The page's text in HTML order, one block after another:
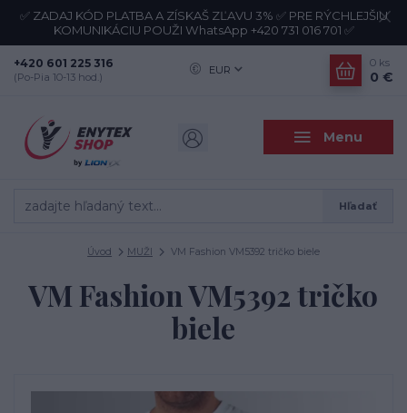
✅ ZADAJ KÓD PLATBA A ZÍSKAŠ ZĽAVU 3% ✅ PRE RÝCHLEJŠIU
KOMUNIKÁCIU POUŽI WhatsApp +420 731 016 701 ✅
Menu
EUR
Hľadať
+420 601 225 316
(Po-Pia 10-13 hod.)
0 ks
0 €
Úvod MUŽI VM Fashion VM5392 tričko biele
VM Fashion VM5392 tričko
biele